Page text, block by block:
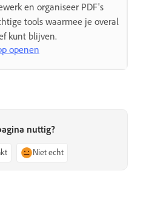
en organiseer PDF's
tools waarmee je overal
kunt blijven.
openen
nuttig?
Niet echt